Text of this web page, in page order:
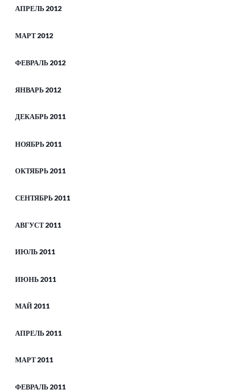
АПРЕЛЬ 2012
МАРТ 2012
ФЕВРАЛЬ 2012
ЯНВАРЬ 2012
ДЕКАБРЬ 2011
НОЯБРЬ 2011
ОКТЯБРЬ 2011
СЕНТЯБРЬ 2011
АВГУСТ 2011
ИЮЛЬ 2011
ИЮНЬ 2011
МАЙ 2011
АПРЕЛЬ 2011
МАРТ 2011
ФЕВРАЛЬ 2011